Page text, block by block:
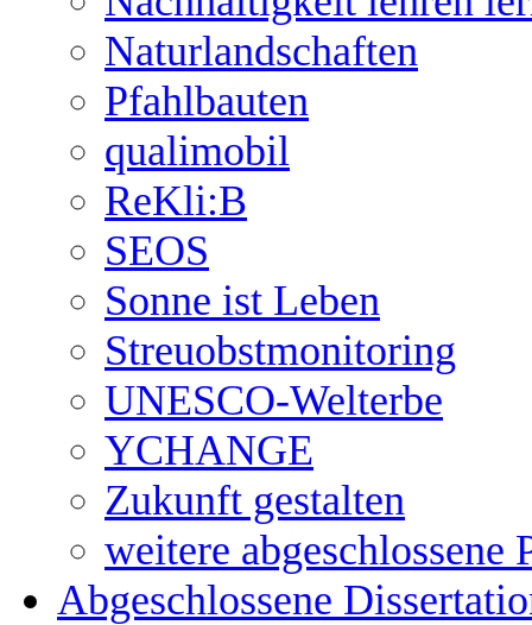
Naturlandschaften
Pfahlbauten
qualimobil
ReKli:B
SEOS
Sonne ist Leben
Streuobstmonitoring
UNESCO-Welterbe
YCHANGE
Zukunft gestalten
weitere abgeschlossene
Abgeschlossene